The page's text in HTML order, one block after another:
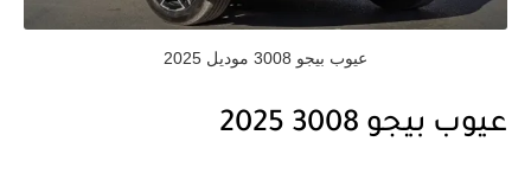
عيوب بيجو 3008 موديل 2025
عيوب بيجو 3008 2025